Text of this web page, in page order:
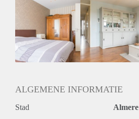
Huurtoeslag
Niet mogelijk
Inkomen eis
3,3 X Maandhuur Bruto
Huurtermijn
Onbepaalde termijn
ALGEMENE INFORMATIE
Stad Almere